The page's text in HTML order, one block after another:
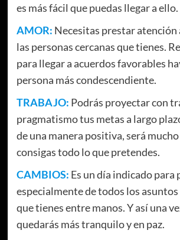
es más fácil que puedas llegar a ello.
AMOR: Necesitas prestar atención
las personas cercanas que tienes.
para llegar a acuerdos favorables
persona más condescendiente.
TRABAJO: Podrás proyectar con
pragmatismo tus metas a largo
de una manera positiva, será
consigas todo lo que pretendes.
CAMBIOS: Es un día indicado para
especialmente de todos los
que tienes entre manos. Y así una
quedarás más tranquilo y en paz.